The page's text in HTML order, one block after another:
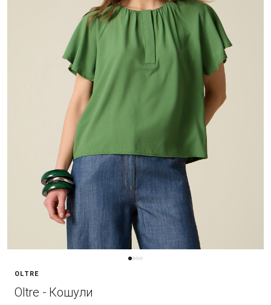
OLTRE
Oltre - Кошули